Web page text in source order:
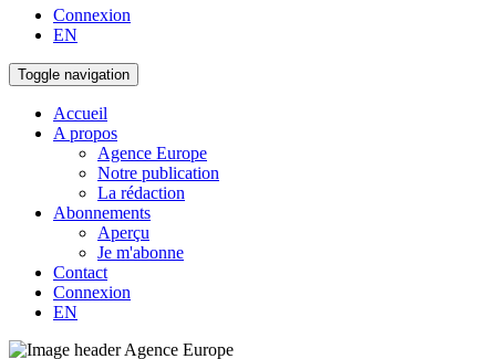
Connexion
EN
Toggle navigation
Accueil
A propos
Agence Europe
Notre publication
La rédaction
Abonnements
Aperçu
Je m'abonne
Contact
Connexion
EN